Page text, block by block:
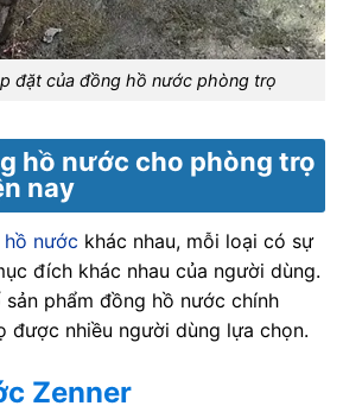
đặt của đồng hồ nước phòng trọ
hồ nước cho phòng trọ
nay
nước khác nhau, mỗi loại có sự
đích khác nhau của người dùng.
phẩm đồng hồ nước chính
được nhiều người dùng lựa chọn.
Zenner